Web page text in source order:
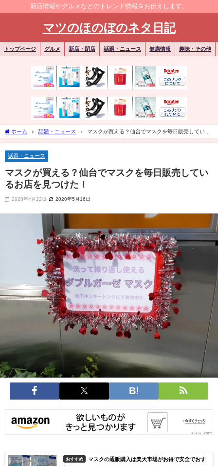
新店情報やグルメなどのトレンド情報をお伝えします。
マツのほのぼのネタ日記
トップページ グルメ 新店・閉店 話題・ニュース 健康情報 趣味・その他
ホーム 話題・ニュース
マスクが買える？仙台でマスクを毎日販売している
お店を見つけた！
話題・ニュース
マスクが買える？仙台でマスクを毎日販売してい
るお店を見つけた！
2020年4月22日 2020年5月16日
おすすめ
マスクの通販購入は楽天市場がお得で安全でおす